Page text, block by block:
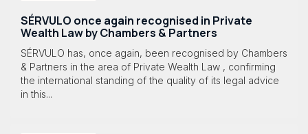
SÉRVULO once again recognised in Private
Wealth Law by Chambers & Partners
SÉRVULO has, once again, been recognised by Chambers
& Partners in the area of Private Wealth Law , confirming
the international standing of the quality of its legal advice
in this...